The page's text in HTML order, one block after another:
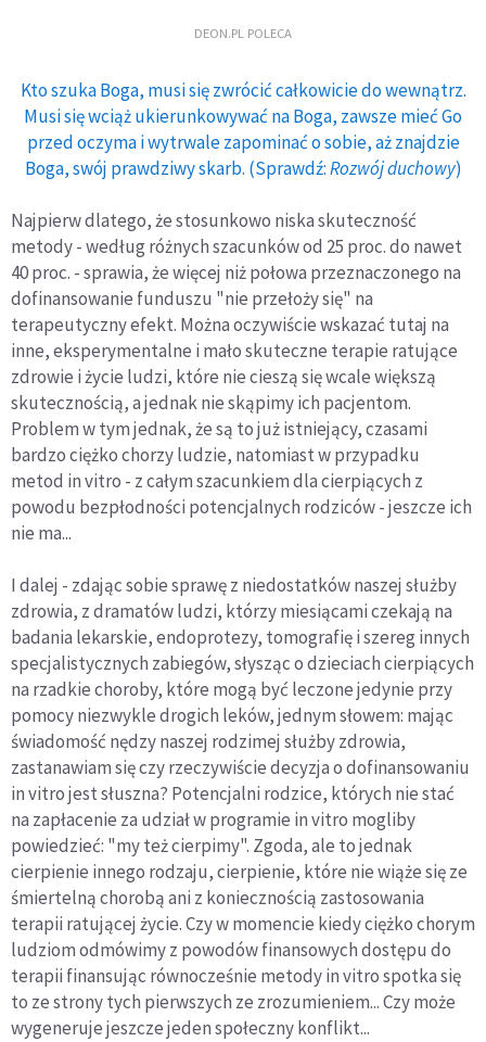
DEON.PL POLECA
Kto szuka Boga, musi się zwrócić całkowicie do wewnątrz.
Musi się wciąż ukierunkowywać na Boga, zawsze mieć Go
przed oczyma i wytrwale zapominać o sobie, aż znajdzie
Boga, swój prawdziwy skarb. (Sprawdź:Rozwój duchowy)
Najpierw dlatego, że stosunkowo niska skuteczność
metody - według różnych szacunków od 25 proc. do nawet
40 proc. - sprawia, że więcej niż połowa przeznaczonego na
dofinansowanie funduszu "nie przełoży się" na
terapeutyczny efekt. Można oczywiście wskazać tutaj na
inne, eksperymentalne i mało skuteczne terapie ratujące
zdrowie i życie ludzi, które nie cieszą się wcale większą
skutecznością, a jednak nie skąpimy ich pacjentom.
Problem w tym jednak, że są to już istniejący, czasami
bardzo ciężko chorzy ludzie, natomiast w przypadku
metod in vitro - z całym szacunkiem dla cierpiących z
powodu bezpłodności potencjalnych rodziców - jeszcze ich
nie ma...
I dalej - zdając sobie sprawę z niedostatków naszej służby
zdrowia, z dramatów ludzi, którzy miesiącami czekają na
badania lekarskie, endoprotezy, tomografię i szereg innych
specjalistycznych zabiegów, słysząc o dzieciach cierpiących
na rzadkie choroby, które mogą być leczone jedynie przy
pomocy niezwykle drogich leków, jednym słowem: mając
świadomość nędzy naszej rodzimej służby zdrowia,
zastanawiam się czy rzeczywiście decyzja o dofinansowaniu
in vitro jest słuszna? Potencjalni rodzice, których nie stać
na zapłacenie za udział w programie in vitro mogliby
powiedzieć: "my też cierpimy". Zgoda, ale to jednak
cierpienie innego rodzaju, cierpienie, które nie wiąże się ze
śmiertelną chorobą ani z koniecznością zastosowania
terapii ratującej życie. Czy w momencie kiedy ciężko chorym
ludziom odmówimy z powodów finansowych dostępu do
terapii finansując równocześnie metody in vitro spotka się
to ze strony tych pierwszych ze zrozumieniem... Czy może
wygeneruje jeszcze jeden społeczny konflikt...